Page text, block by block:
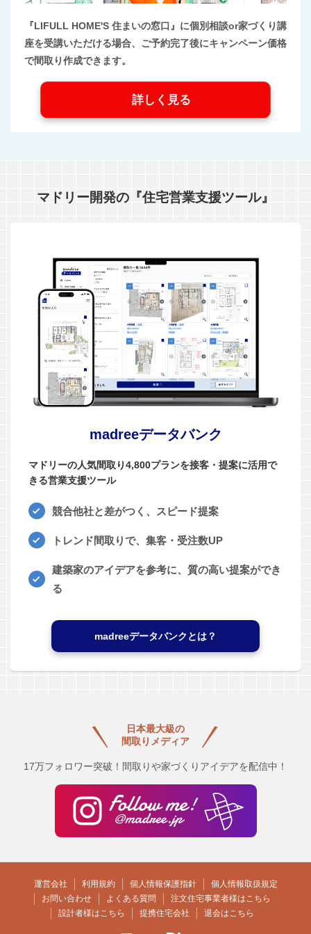
『LIFULL HOME'S 住まいの窓口』に個別相談or家づくり講
座を受講いただける場合、ご予約完了後にキャンペーン価格
で間取り作成できます。
詳しく見る
マドリー開発の『住宅営業支援ツール』
madreeデータバンク
マドリーの人気間取り4,800プランを接客・提案に活用で
きる営業支援ツール
競合他社と差がつく、スピード提案
トレンド間取りで、集客・受注数UP
建築家のアイデアを参考に、質の高い提案ができ
る
madreeデータバンクとは？
日本最大級の
間取りメディア
17万フォロワー突破！間取りや家づくりアイデアを配信中！
運営会社 利用規約 個人情報保護指針
個人情報取扱規定
お問い合わせ
よくある質問
注文住宅事業者様はこちら
設計者様はこちら
提携住宅会社 退会はこちら